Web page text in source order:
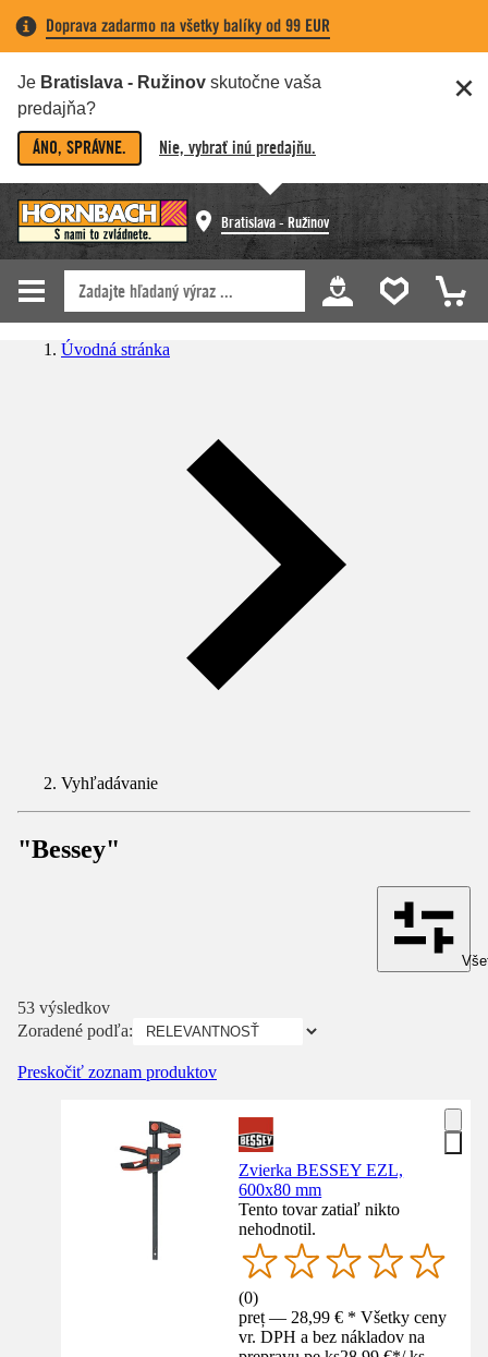
Doprava zadarmo na všetky balíky od 99 EUR
Je Bratislava - Ružinov skutočne vaša
predajňa?
ÁNO, SPRÁVNE. Nie, vybrať inú predajňu.
Bratislava - Ružinov
Úvodná stránka
Vyhľadávanie
"Bessey"
53 výsledkov
Zoradené podľa:
Preskočiť zoznam produktov
Zvierka BESSEY EZL,
600x80 mm
Tento tovar zatiaľ nikto
nehodnotil.
(0)
preț — 28,99 € * Všetky ceny
vr. DPH a bez nákladov na